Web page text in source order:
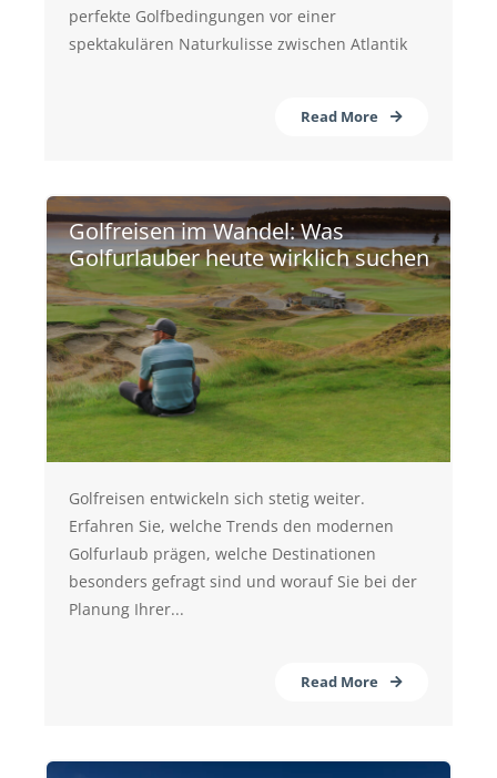
perfekte Golfbedingungen vor einer
spektakulären Naturkulisse zwischen Atlantik
Read More
Golfreisen im Wandel: Was
Golfurlauber heute wirklich suchen
Golfreisen entwickeln sich stetig weiter.
Erfahren Sie, welche Trends den modernen
Golfurlaub prägen, welche Destinationen
besonders gefragt sind und worauf Sie bei der
Planung Ihrer...
Read More